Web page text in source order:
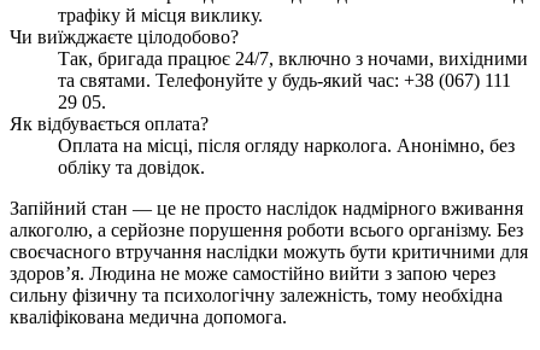
трафіку й місця виклику.
Чи виїжджаєте цілодобово?
Так, бригада працює 24/7, включно з ночами, вихідними
та святами. Телефонуйте у будь-який час: +38 (067) 111
29 05.
Як відбувається оплата?
Оплата на місці, після огляду нарколога. Анонімно, без
обліку та довідок.
Запійний стан — це не просто наслідок надмірного вживання
алкоголю, а серйозне порушення роботи всього організму. Без
своєчасного втручання наслідки можуть бути критичними для
здоров’я. Людина не може самостійно вийти з запою через
сильну фізичну та психологічну залежність, тому необхідна
кваліфікована медична допомога.